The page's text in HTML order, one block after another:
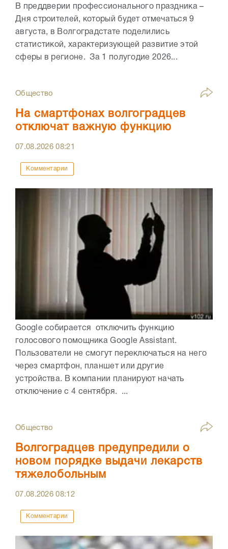
В преддверии профессионального праздника –
Дня строителей, который будет отмечаться 9
августа, в Волгоградстате поделились
статистикой, характеризующей развитие этой
сферы в регионе. За 1 полугодие 2026...
Общество
На смартфонах волгоградцев
отключат важную функцию
07.08.202608:21
Комментарии
Google собирается отключить функцию
голосового помощника Google Assistant.
Пользователи не смогут переключаться на него
через смартфон, планшет или другие
устройства. В компании планируют начать
отключение с 4 сентября. ...
Общество
Волгоградцев предупредили о
новом порядке выдачи лекарств
тяжелобольным
07.08.202608:12
Комментарии